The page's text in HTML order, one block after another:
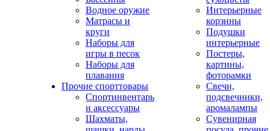
Водное оружие
Матрасы и
круги
Наборы для
игры в песок
Наборы для
плавания
Прочие спорттовары
Спортинвентарь
и аксессуары
Шахматы,
Интерьерные
корзины
Подушки
интерьерные
Постеры,
картины,
фоторамки
Свечи,
подсвечники,
аромалампы
Сувенирная